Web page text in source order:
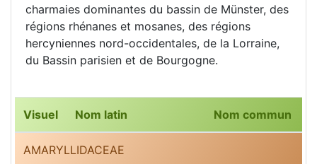
charmaies dominantes du bassin de Münster, des
régions rhénanes et mosanes, des régions
hercyniennes nord-occidentales, de la Lorraine,
du Bassin parisien et de Bourgogne.
Visuel Nom latin Nom commun
AMARYLLIDACEAE